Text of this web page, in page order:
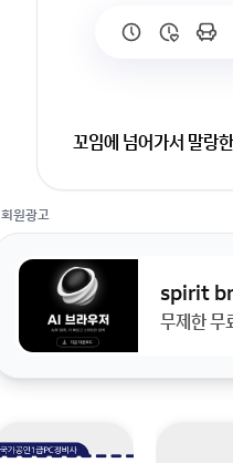
꼬임에 넘어가서 말랑
회원광고
spirit
무제한 무